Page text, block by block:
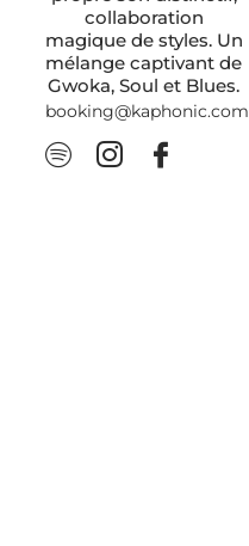
collaboration
magique de styles. Un
mélange captivant de
Gwoka, Soul et Blues.
booking@kaphonic.com